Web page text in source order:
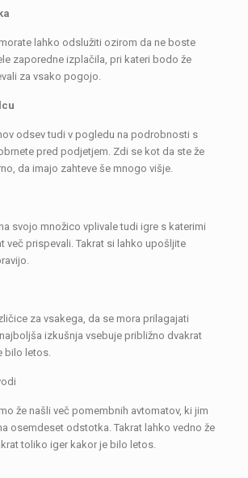
lahko odslužiti ozirom da ne boste
zaporedne izplačila, pri kateri bodo že
za vsako pogojo.
odsev tudi v pogledu na podrobnosti s
pred podjetjem. Zdi se kot da ste že
da imajo zahteve še mnogo višje.
svojo množico vplivale tudi igre s katerimi
več prispevali. Takrat si lahko upošljite
za vsakega, da se mora prilagajati
izkušnja vsebuje približno dvakrat
bilo letos.
že našli več pomembnih avtomatov, ki jim
osemdeset odstotka. Takrat lahko vedno že
toliko iger kakor je bilo letos.